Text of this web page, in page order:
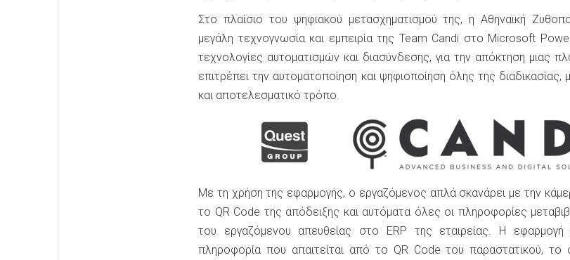
Στο πλαίσιο του ψηφιακού μετασχηματισμού της, η Αθηναϊκή
μεγάλη τεχνογνωσία και εμπειρία της Team Candi στο Microsoft
τεχνολογίες αυτοματισμών και διασύνδεσης, για την απόκτηση μιας
επιτρέπει την αυτοματοποίηση και ψηφιοποίηση όλης της διαδικασίας,
και αποτελεσματικό τρόπο.
Με τη χρήση της εφαρμογής, ο εργαζόμενος απλά σκανάρει με την
το QR Code της απόδειξης και αυτόματα όλες οι πληροφορίες
του εργαζόμενου απευθείας στο ERP της εταιρείας. Η εφαρμογή
πληροφορία που απαιτείται από το QR Code του παραστατικού, το